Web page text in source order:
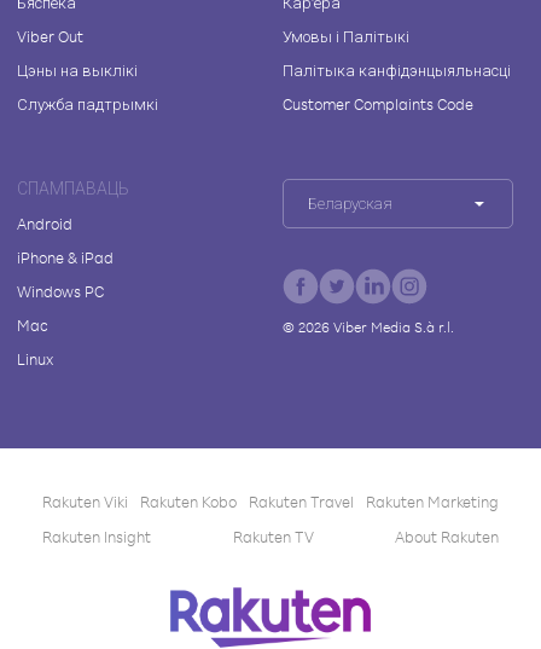
Viber Out
Цэны на выклікі
Служба падтрымкі
Умовы і Палітыкі
Палітыка канфідэнцыяльнасці
Customer Complaints Code
СПАМПАВАЦЬ
Android
iPhone & iPad
Windows PC
Mac
Linux
Беларуская
© 2026Viber Media S.à r.l.
Rakuten Viki Rakuten Kobo Rakuten Travel
Rakuten Marketing
Rakuten Insight
Rakuten TV About Rakuten